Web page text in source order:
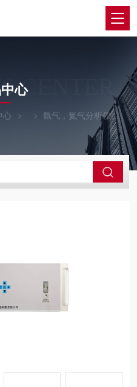
CENTER
心
心 氩气，氮气分析仪 在